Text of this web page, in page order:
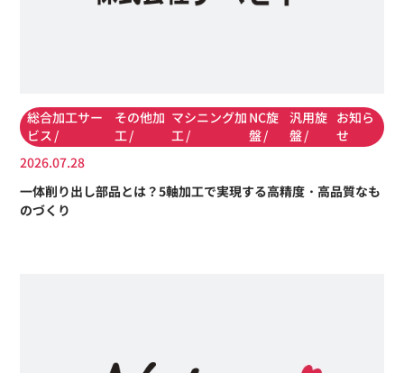
総合加工サー
ビス
その他加
工
マシニング加
工
NC旋
盤
汎用旋
盤
お知ら
せ
2026.07.28
一体削り出し部品とは？5軸加工で実現する高精度・高品質なも
のづくり